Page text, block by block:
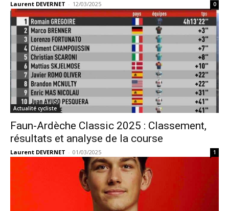
Laurent DEVERNET - 12/03/2025 0
Actualité cycliste
Faun-Ardèche Classic 2025 : Classement,
résultats et analyse de la course
Laurent DEVERNET - 01/03/2025 1